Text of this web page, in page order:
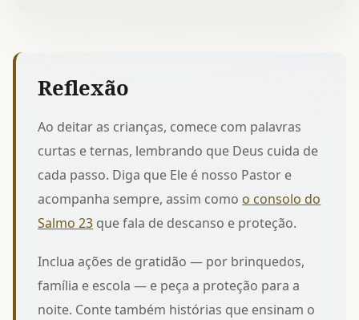
Reflexão
Ao deitar as crianças, comece com palavras
curtas e ternas, lembrando que Deus cuida de
cada passo. Diga que Ele é nosso Pastor e
acompanha sempre, assim como o consolo do
Salmo 23 que fala de descanso e proteção.
Inclua ações de gratidão — por brinquedos,
família e escola — e peça a proteção para a
noite. Conte também histórias que ensinam o